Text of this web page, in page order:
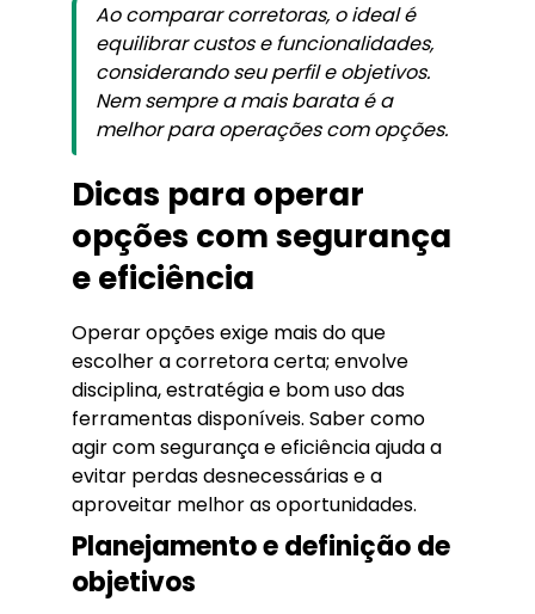
Ao comparar corretoras, o ideal é
equilibrar custos e funcionalidades,
considerando seu perfil e objetivos.
Nem sempre a mais barata é a
melhor para operações com opções.
Dicas para operar
opções com segurança
e eficiência
Operar opções exige mais do que
escolher a corretora certa; envolve
disciplina, estratégia e bom uso das
ferramentas disponíveis. Saber como
agir com segurança e eficiência ajuda a
evitar perdas desnecessárias e a
aproveitar melhor as oportunidades.
Planejamento e definição de
objetivos